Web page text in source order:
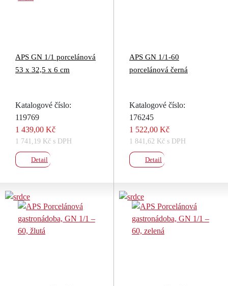
APS GN 1/1 porcelánová
53 x 32,5 x 6 cm
Katalogové číslo:
119769
1 439,00 Kč
1 741,19 Kč s DPH
Detail
APS GN 1/1-60
porcelánová černá
Katalogové číslo:
176245
1 522,00 Kč
1 841,62 Kč s DPH
Detail